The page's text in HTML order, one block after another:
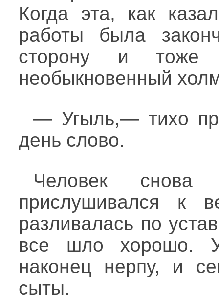
Когда эта, как
работы была
сторону и тоже
необыкновенный
— Угыль,— тихо
день слово.
Человек
прислушивался к
разливалась по
все шло хорошо.
наконец нерпу, и
сыты.